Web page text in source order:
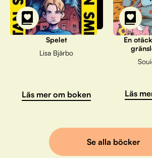
Spelet
Lisa Bjärbo
Läs mer om boken
En
Läs
Se alla böcker